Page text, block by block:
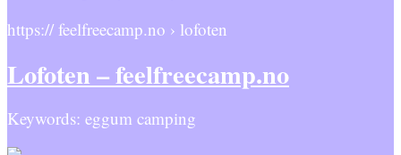
https:// feelfreecamp.no › lofoten
Lofoten – feelfreecamp.no
Keywords: eggum camping